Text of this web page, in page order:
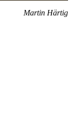
Martin Härtig